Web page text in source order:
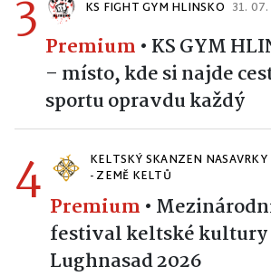
3 KS FIGHT GYM HLINSKO 31.
Premium • KS GYM
– místo, kde si najde
sportu opravdu každý
4
KELTSKÝ SKANZEN NASAVRKY
- ZEMĚ KELTŮ
Premium •
festival keltské kultury
Lughnasad 2026